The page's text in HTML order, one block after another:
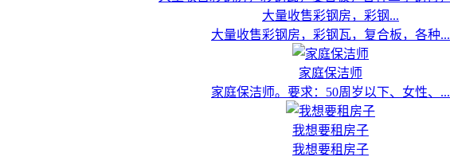
大量收售彩钢房，彩钢...
大量收售彩钢房，彩钢瓦，复合板，各种...
家庭保洁师
家庭保洁师。要求：50周岁以下、女性、...
我想要租房子
我想要租房子